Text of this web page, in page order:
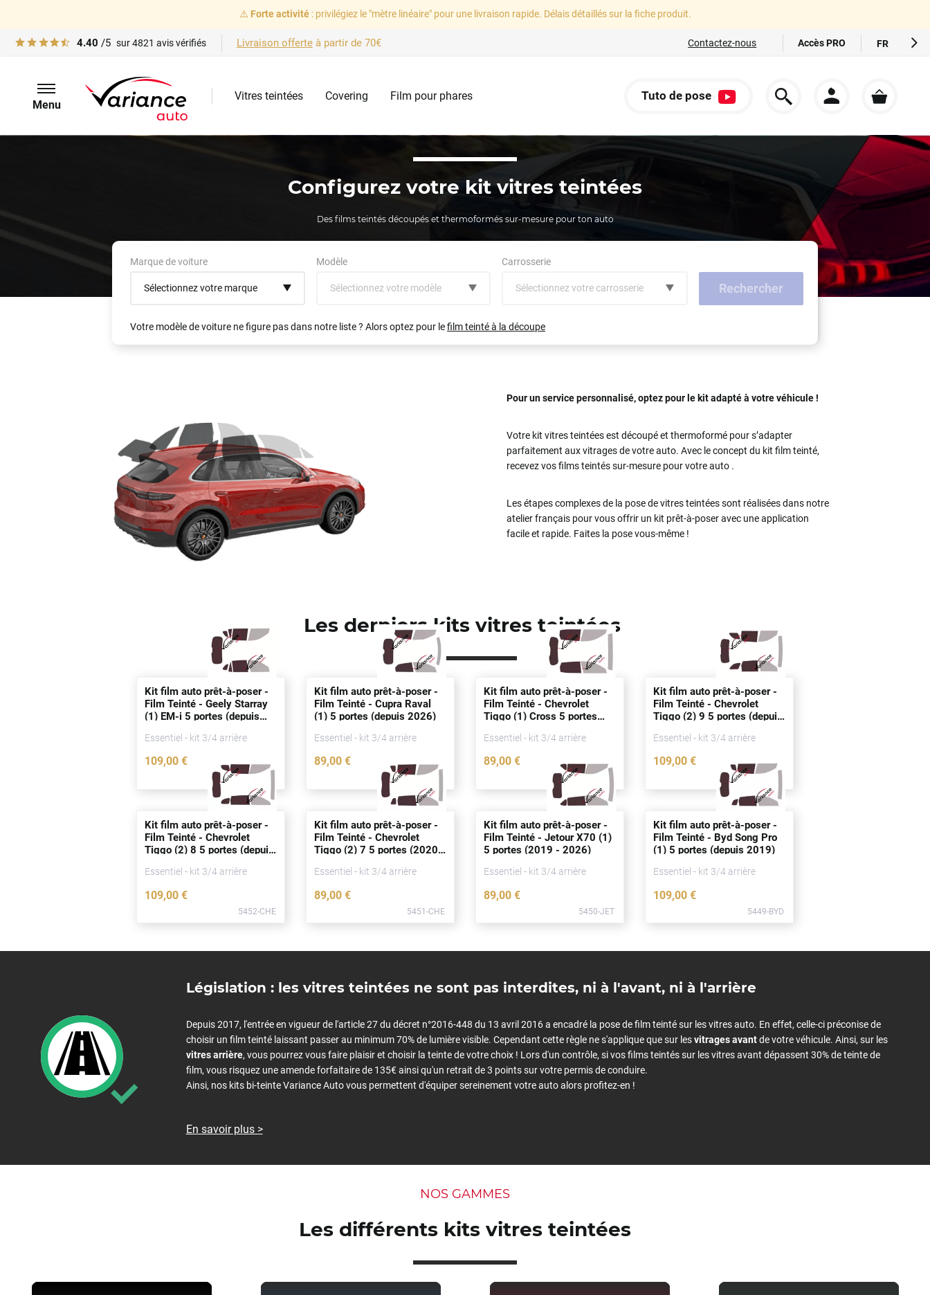
⚠️ Forte activité: privilégiez le "mètre linéaire" pour une livraison rapide. Délais détaillés sur la fiche produit.
4.40 /5 sur4821 avis vérifiés Livraison offerteà partir de 70€ Contactez-nous Accès PRO FR
DE
Menu
Vitres teintées Covering Film pour phares Tuto de pose
Configurez votre kit vitres teintées
Des films teintés découpés et thermoformés sur-mesure pour ton auto
Marque de voiture
Sélectionnez votre marque
Dacia
Fiat
Ford
Honda
Hyundai
Opel
Peugeot
Porsche
Skoda
Tesla
Toyota
Volkswagen
Aston Martin
Modèle
Sélectionnez votre modèle
Carrosserie
Sélectionnez votre carrosserie Rechercher
Votre modèle de voiture ne figure pas dans notre liste ? Alors optez pour lefilm teinté à la découpe
Pour un service personnalisé, optez pour le kit adapté à votre véhicule !
Votre kit vitres teintées est découpé et thermoformé pour s’adapter
parfaitement aux vitrages de votre auto. Avec le concept du kit film teinté,
recevez vos films teintés sur-mesure pour votreauto .
Les étapes complexes de la pose de vitres teintées sont réalisées dans notre
atelier français pour vous offrir un kit prêt-à-poser avec une application
facile et rapide. Faites la pose vous-même !
Les derniers kits vitres teintées
Kit film auto prêt-à-poser -
Film Teinté - Geely Starray
(1) EM-i 5portes (depuis
Essentiel - kit 3/4 arrière
109,00 €
Kit film auto prêt-à-poser -
Film Teinté - Cupra Raval
(1) 5portes (depuis 2026)
Essentiel - kit 3/4 arrière
89,00 €
5455-CUP
Kit film auto prêt-à-poser -
Film Teinté - Chevrolet
Tiggo (1) Cross 5 portes
Essentiel - kit 3/4 arrière
89,00 €
5454-CHE
Kit film auto prêt-à-poser -
Film Teinté - Chevrolet
Tiggo (2) 9 5 portes(depuis
Essentiel - kit 3/4 arrière
109,00 €
5453-CHE
Kit film auto prêt-à-poser -
Film Teinté - Chevrolet
Tiggo (2) 8 5portes (depuis
Essentiel - kit 3/4 arrière
109,00 €
5452-CHE
Kit film auto prêt-à-poser -
Film Teinté - Chevrolet
Tiggo (2) 7 5portes (2020 -
Essentiel - kit 3/4 arrière
89,00 €
5451-CHE
Kit film auto prêt-à-poser -
Film Teinté - Jetour X70 (1)
5 portes(2019 - 2026)
Essentiel - kit 3/4 arrière
89,00 €
5450-JET
Kit film auto prêt-à-poser -
Film Teinté - Byd Song Pro
(1) 5 portes(depuis2019)
Essentiel - kit 3/4 arrière
109,00 €
5449-BYD
Législation : les vitres teintées ne sont pas interdites, ni à l'avant, ni à l'arrière
Depuis 2017, l'entrée en vigueur de l'article 27 du décret n°2016-448 du 13 avril 2016 a encadré la pose de film teinté sur les vitres auto. En effet, celle-ci préconise de
choisir un film teinté laissant passer au minimum 70% de lumière visible. Cependant cette règle ne s'applique que sur lesvitrages avantde votre véhicule. Ainsi, sur les
vitres arrière, vous pourrez vous faire plaisir et choisir la teinte de votre choix ! Lors d'un contrôle, si vos films teintés sur les vitres avant dépassent 30% de teinte de
film, vous risquez une amende forfaitaire de 135€ ainsi qu'un retrait de 3 points sur votre permis de conduire.
Ainsi, nos kits bi-teinte Variance Auto vous permettent d'équiper sereinement votre auto alors profitez-en !
En savoir plus >
NOS GAMMES
Les différents kits vitres teintées